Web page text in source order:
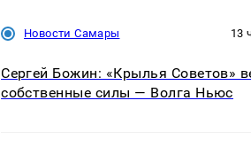
Новости Самары 13
Сергей Божин: «Крылья Советов»
собственные силы — Волга Ньюс